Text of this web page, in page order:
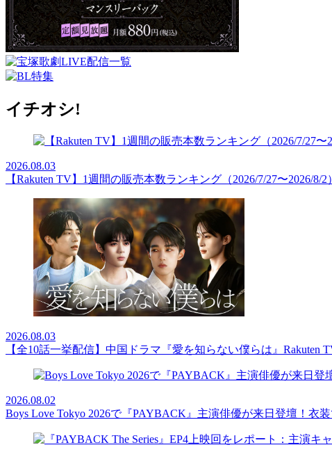
イチオシ!
2026.08.03
【Rakuten TV】1週間の販売本数ランキング（2026/7/27〜2026/8/2）
2026.08.03
【全10話一挙配信】中国ドラマ『愛を知らない僕らは』Rakuten
2026.08.02
Boys Love Tokyo 2026で『PAYBACK』主演俳優が来日登壇！衣